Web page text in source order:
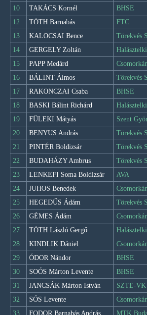
10
TAKÁCS Kornél BHSE
12
TÓTH Barnabás FTC
13
KALOCSAI Bence Törekvés
14
GERGELY Zoltán
15
PAPP Medárd
16
BÁLINT Álmos Törekvés
17
RAKONCZAI Csaba BHSE
18
BASKI Bálint Richárd
19
FÜLEKI Mátyás Szent
20
BENYUS András Törekvés
21
PINTÉR Boldizsár Törekvés
22
BUDAHÁZY Ambrus Törekvés
23
LENKEFI Soma Boldizsár AVA
24
JUHOS Benedek
25
HEGEDŰS Ádám Törekvés
26
GÉMES Ádám
27
TÓTH László Gergő
28
KINDLIK Dániel
29
ÓDOR Nándor BHSE
30
SOÓS Márton Levente BHSE
31
JANCSÁK Márton István SZTE-VK
32
SÓS Levente
33
FODOR Barnabás András MTK